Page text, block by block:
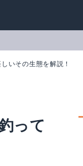
いその生態を解説！
って